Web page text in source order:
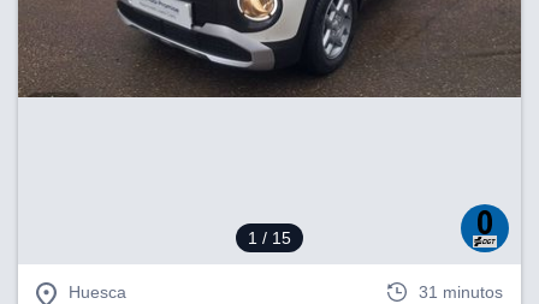
1 / 15
Huesca 31 minutos